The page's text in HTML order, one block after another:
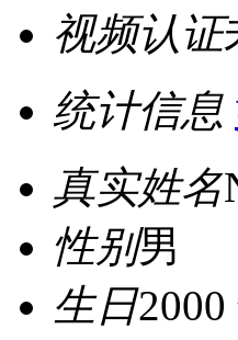
视频认证
统计信息
真实姓名
性别男
生日